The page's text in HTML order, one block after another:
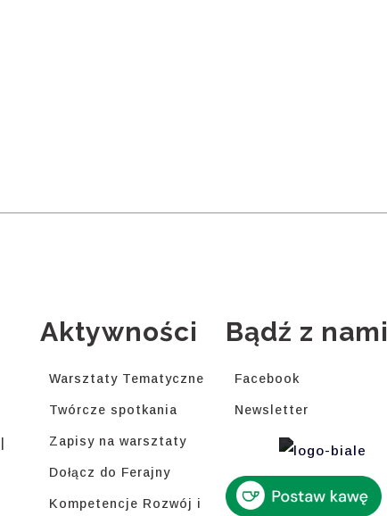
Aktywności
Warsztaty Tematyczne
Twórcze spotkania
Zapisy na warsztaty
Dołącz do Ferajny
Kompetencje Rozwój i
Bądź z nami
Facebook
Newsletter